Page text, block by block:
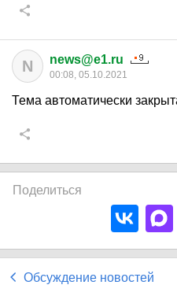
N news@e1.ru
00:08, 05.10.2021
Тема автоматически
Поделиться
Обсуждение новостей